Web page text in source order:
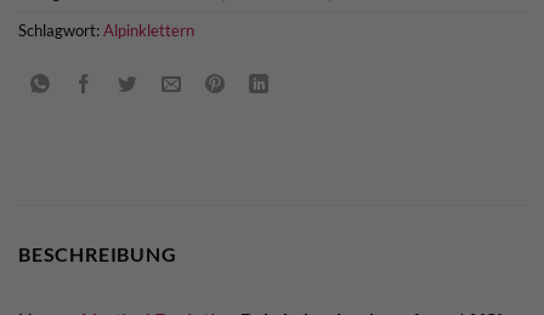
Schlagwort:Alpinklettern
BESCHREIBUNG